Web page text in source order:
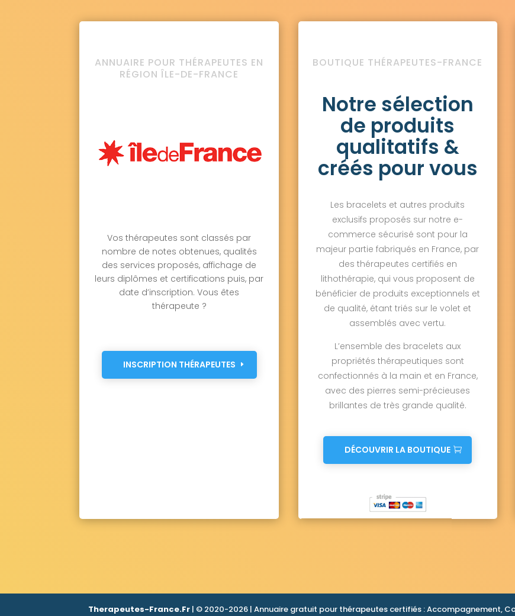
ANNUAIRE POUR THÉRAPEUTES EN
RÉGION ÎLE-DE-FRANCE
Vos thérapeutes sont classés par
nombre de notes obtenues, qualités
des services proposés, affichage de
leurs diplômes et certifications puis, par
date d’inscription. Vous êtes
thérapeute ?
INSCRIPTION THÉRAPEUTES
BOUTIQUE THÉRAPEUTES-FRANCE
Notre sélection
de produits
qualitatifs &
créés pour vous
Les bracelets et autres produits
exclusifs proposés sur notre e-
commerce sécurisé sont pour la
majeur partie fabriqués en France, par
des thérapeutes certifiés en
lithothérapie, qui vous proposent de
bénéficier de produits exceptionnels et
de qualité, étant triés sur le volet et
assemblés avec vertu.
L’ensemble des bracelets aux
propriétés thérapeutiques sont
confectionnés à la main et en France,
avec des pierres semi-précieuses
brillantes de très grande qualité.
DÉCOUVRIR LA BOUTIQUE
Therapeutes-France.Fr | © 2020-2026 | Annuaire gratuit pour thérapeutes certifiés : Accompagnement,